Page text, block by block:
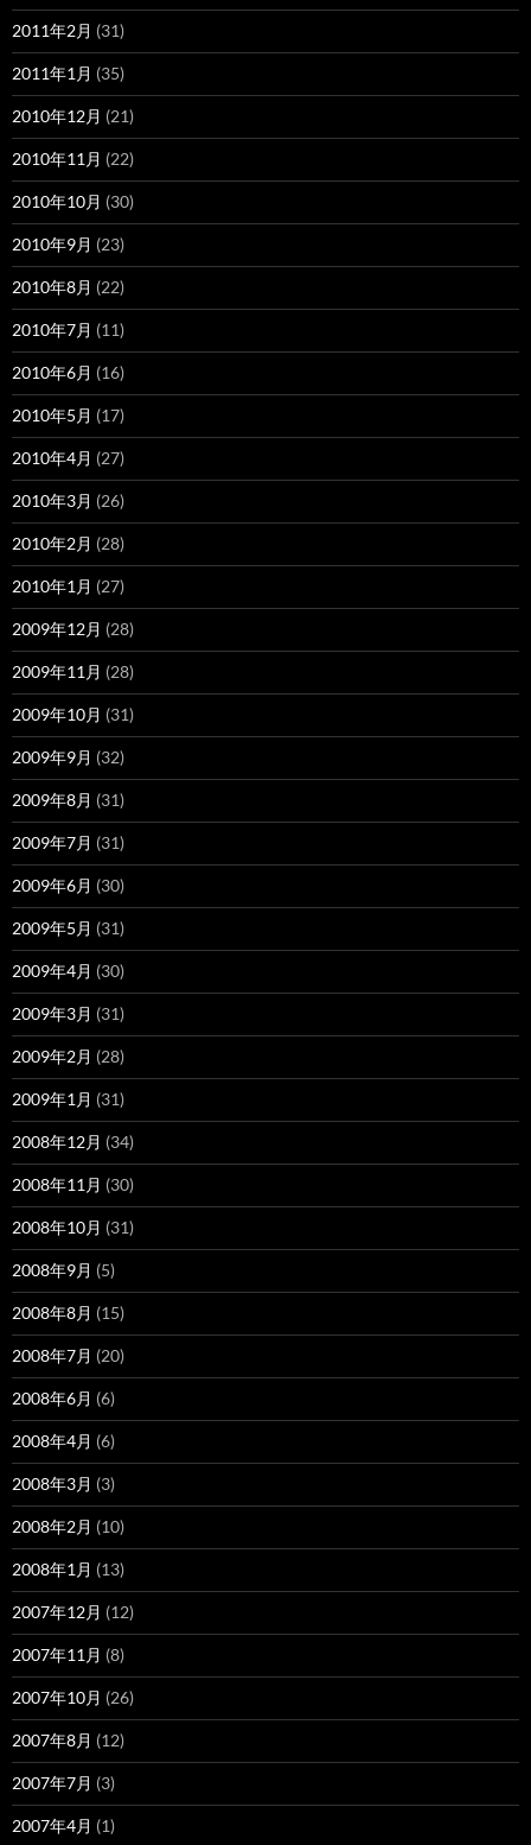
2011年2月 (31)
2011年1月 (35)
2010年12月 (21)
2010年11月 (22)
2010年10月 (30)
2010年9月 (23)
2010年8月 (22)
2010年7月 (11)
2010年6月 (16)
2010年5月 (17)
2010年4月 (27)
2010年3月 (26)
2010年2月 (28)
2010年1月 (27)
2009年12月 (28)
2009年11月 (28)
2009年10月 (31)
2009年9月 (32)
2009年8月 (31)
2009年7月 (31)
2009年6月 (30)
2009年5月 (31)
2009年4月 (30)
2009年3月 (31)
2009年2月 (28)
2009年1月 (31)
2008年12月 (34)
2008年11月 (30)
2008年10月 (31)
2008年9月 (5)
2008年8月 (15)
2008年7月 (20)
2008年6月 (6)
2008年4月 (6)
2008年3月 (3)
2008年2月 (10)
2008年1月 (13)
2007年12月 (12)
2007年11月 (8)
2007年10月 (26)
2007年8月 (12)
2007年7月 (3)
2007年4月 (1)